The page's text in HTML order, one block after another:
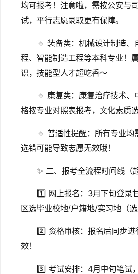
均可报考！注意啦，需按公安与
试，平行志愿录取更有保障。
🔹 装备类：机械设计制造
程、智能制造工程等本科专业！
识，技能型人才超吃香～
🔹 康复类：康复治疗技术
格按专业对照表报考，文化素质
🔹 普适性提醒：所有专业均
选错可能导致志愿无效哦！
✨ 二、报考全流程时间线（
1️⃣ 网上报名：3月下旬登
区选毕业校地/户籍地/实习地（选
2️⃣ 资格审核：报名后同步
效！
3️⃣ 考试安排：4月中旬笔试